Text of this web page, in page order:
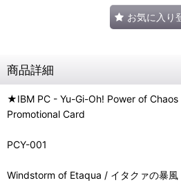
お気に入り
商品詳細
★IBM PC - Yu-Gi-Oh! Power of
Promotional Card
PCY-001
Windstorm of Etaqua / イタクァの暴風